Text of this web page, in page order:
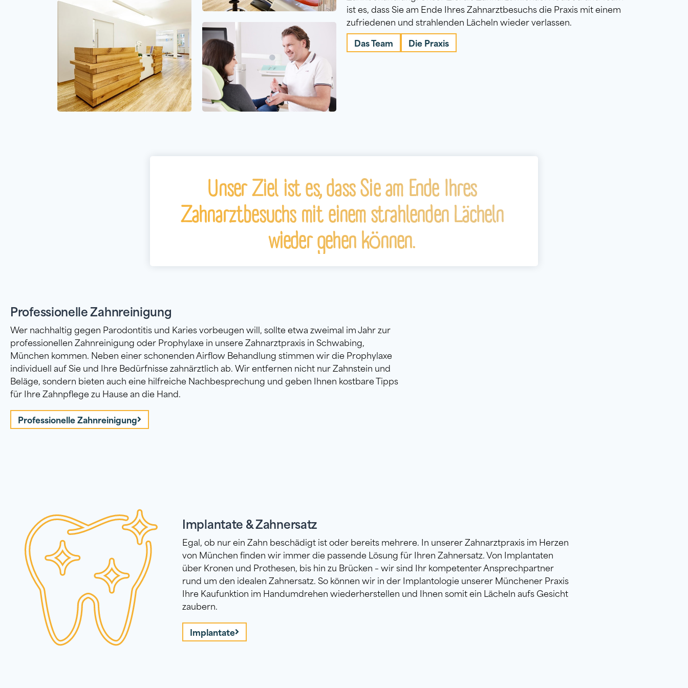
ist es, dass Sie am Ende Ihres Zahnarztbesuchs die Praxis mit einem
zufriedenen und strahlenden Lächeln wieder verlassen.
Das Team
Die Praxis
Unser Ziel ist es, dass Sie am Ende Ihres
Zahnarztbesuchs mit einem strahlenden Lächeln
wieder gehen können.
Professionelle Zahnreinigung
Wer nachhaltig gegen Parodontitis und Karies vorbeugen will, sollte etwa zweimal im Jahr zur
professionellen Zahnreinigung oder Prophylaxe in unsere Zahnarztpraxis in Schwabing,
München kommen. Neben einer schonenden Airflow Behandlung stimmen wir die Prophylaxe
individuell auf Sie und Ihre Bedürfnisse zahnärztlich ab. Wir entfernen nicht nur Zahnstein und
Beläge, sondern bieten auch eine hilfreiche Nachbesprechung und geben Ihnen kostbare Tipps
für Ihre Zahnpflege zu Hause an die Hand.
Professionelle Zahnreinigung
Implantate & Zahnersatz
Egal, ob nur ein Zahn beschädigt ist oder bereits mehrere. In unserer Zahnarztpraxis im Herzen
von München finden wir immer die passende Lösung für Ihren Zahnersatz. Von Implantaten
über Kronen und Prothesen, bis hin zu Brücken – wir sind Ihr kompetenter Ansprechpartner
rund um den idealen Zahnersatz. So können wir in der Implantologie unserer Münchener Praxis
Ihre Kaufunktion im Handumdrehen wiederherstellen und Ihnen somit ein Lächeln aufs Gesicht
zaubern.
Implantate